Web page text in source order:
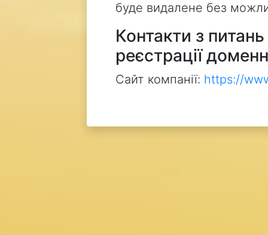
буде видалене без
Контакти з
реєстрації
Сайт компанії: https://